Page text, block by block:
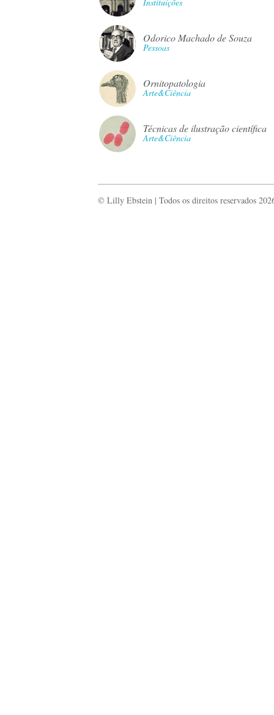
Odorico Machado de Souza
Pessoas
Ornitopatologia
Arte&Ciência
Técnicas de ilustração científica
Arte&Ciência
© Lilly Ebstein | Todos os direitos reservados